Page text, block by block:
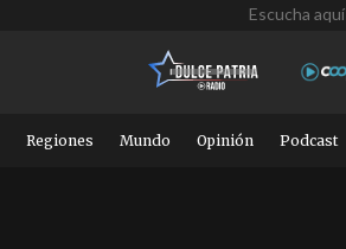
Escucha
Regiones Mundo Opinión Podcast